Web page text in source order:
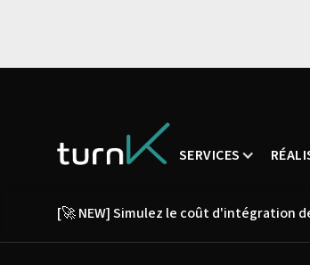
SERVICES
[🚀 NEW] Simulez le coût d'intégration